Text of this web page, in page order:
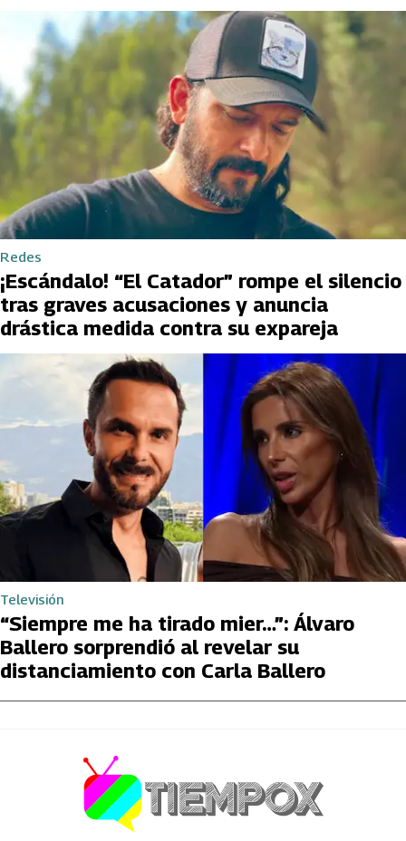
Redes
¡Escándalo! “El Catador” rompe el silencio
tras graves acusaciones y anuncia
drástica medida contra su expareja
Televisión
“Siempre me ha tirado mier…”: Álvaro
Ballero sorprendió al revelar su
distanciamiento con Carla Ballero